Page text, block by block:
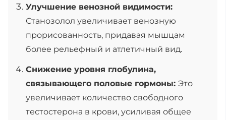
Улучшение венозной видимости:
Станозолол увеличивает венозную
прорисованность, придавая мышцам
более рельефный и атлетичный вид.
Снижение уровня глобулина,
связывающего половые гормоны: Это
увеличивает количество свободного
тестостерона в крови, усиливая общее